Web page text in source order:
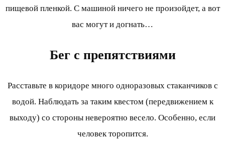
пищевой пленкой. С машиной ничего не произойдет, а вот
вас могут и догнать…
Бег с препятствиями
Расставьте в коридоре много одноразовых стаканчиков с
водой. Наблюдать за таким квестом (передвижением к
выходу) со стороны невероятно весело. Особенно, если
человек торопится.